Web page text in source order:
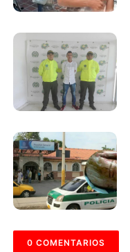
0 COMENTARIOS